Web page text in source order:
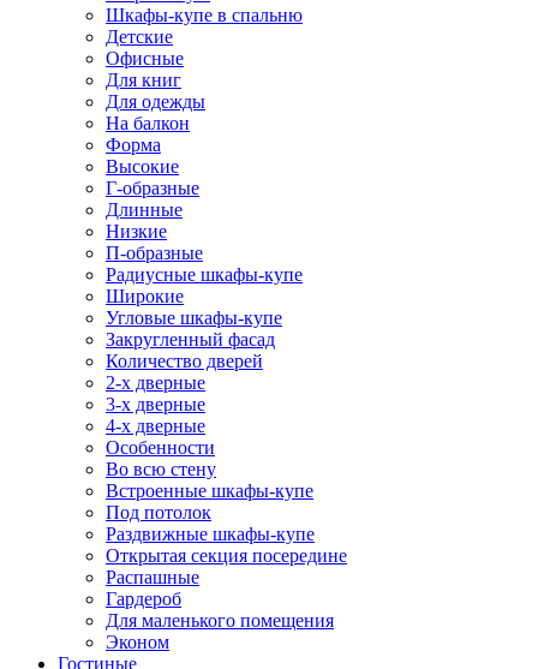
Шкафы-купе в спальню
Детские
Офисные
Для книг
Для одежды
На балкон
Форма
Высокие
Г-образные
Длинные
Низкие
П-образные
Радиусные шкафы-купе
Широкие
Угловые шкафы-купе
Закругленный фасад
Количество дверей
2-х дверные
3-х дверные
4-х дверные
Особенности
Во всю стену
Встроенные шкафы-купе
Под потолок
Раздвижные шкафы-купе
Открытая секция посередине
Распашные
Гардероб
Для маленького помещения
Эконом
Гостиные